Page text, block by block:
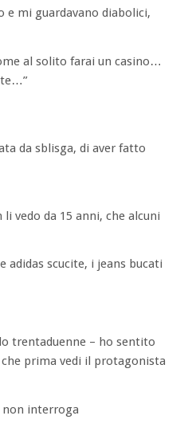
e mi guardavano diabolici,
al solito farai un casino…
da sblisga, di aver fatto
vedo da 15 anni, che alcuni
scucite, i jeans bucati
trentaduenne – ho sentito
prima vedi il protagonista
non interroga